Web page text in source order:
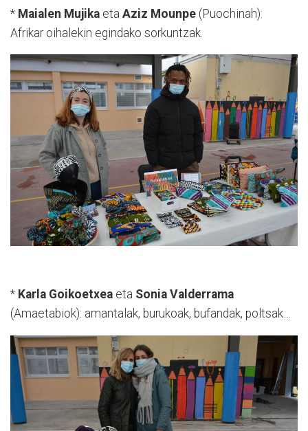
* Maialen Mujika eta Aziz Mounpe (Puochinah):
Afrikar oihalekin egindako sorkuntzak.
* Karla Goikoetxea eta Sonia Valderrama
(Amaetabiok): amantalak, burukoak, bufandak, poltsak…